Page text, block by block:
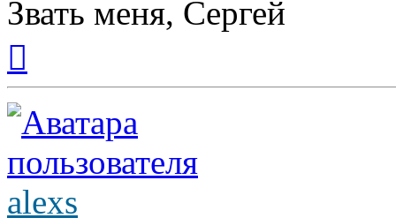
Звать меня, Сергей
началу
alexs